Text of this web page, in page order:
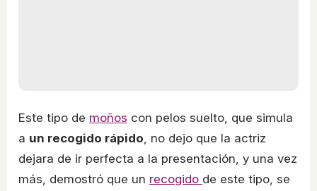
Este tipo de moños con pelos suelto, que simula
a un recogido rápido , no dejo que la actriz
dejara de ir perfecta a la presentación, y una vez
más, demostró que un recogido de este tipo, se